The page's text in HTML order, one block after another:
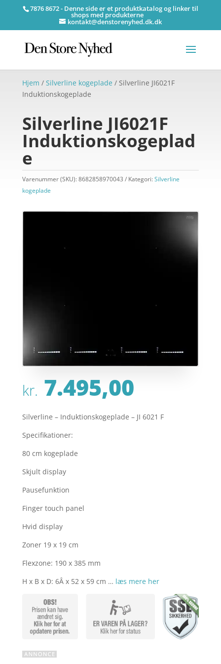
7876 8672 - Denne side er et produktkatalog og linker til
shops med produkterne
kontakt@denstorenyhed.dk.dk
Hjem / Silverline kogeplade / Silverline JI6021F
Induktionskogeplade
Silverline JI6021F
Induktionskogeplad
e
Varenummer (SKU):8682858970043 Kategori:Silverline
kogeplade
kr. 7.495,00
Silverline – Induktionskogeplade – JI 6021 F
Specifikationer:
80 cm kogeplade
Skjult display
Pausefunktion
Finger touch panel
Hvid display
Zoner 19 x 19 cm
Flexzone: 190 x 385 mm
H x B x D: 6Â x 52 x 59 cm … læs mere her